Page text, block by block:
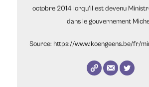
octobre 2014 lorqu'il est devenu
dans le gouvernement
Source: https://www.koengeens.be/fr/